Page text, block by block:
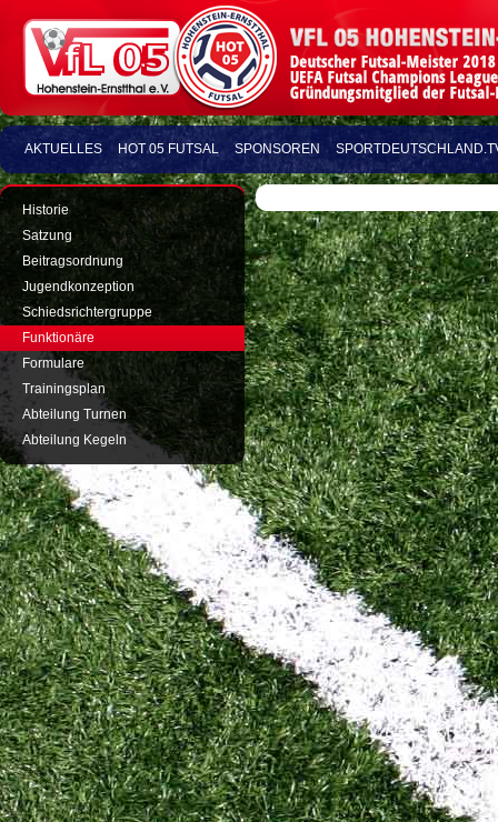
AKTUELLES HOT 05 FUTSAL SPONSOREN
Historie
Satzung
Beitragsordnung
Jugendkonzeption
Schiedsrichtergruppe
Funktionäre
Formulare
Trainingsplan
Abteilung Turnen
Abteilung Kegeln